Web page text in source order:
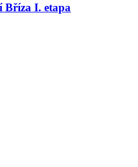
Bříza I. etapa